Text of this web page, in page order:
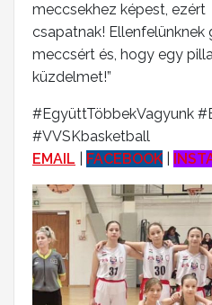
meccsekhez képest, ezért
csapatnak! Ellenfelünknek
meccsért és, hogy egy
küzdelmet!”
#EgyüttTöbbekVagyunk
#VVSKbasketball
EMAIL
FACEBOOK